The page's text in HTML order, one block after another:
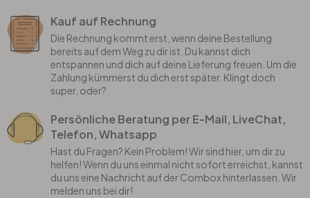
Kauf auf Rechnung
Die Rechnung kommt erst, wenn deine Bestellung
bereits auf dem Weg zu dir ist. Du kannst dich
entspannen und dich auf deine Lieferung freuen. Um die
Zahlung kümmerst du dich erst später. Klingt doch
super, oder?
Persönliche Beratung per E-Mail, LiveChat,
Telefon, Whatsapp
Hast du Fragen? Kein Problem! Wir sind hier, um dir zu
helfen! Wenn du uns einmal nicht sofort erreichst, kannst
du uns eine Nachricht auf der Combox hinterlassen. Wir
melden uns bei dir!